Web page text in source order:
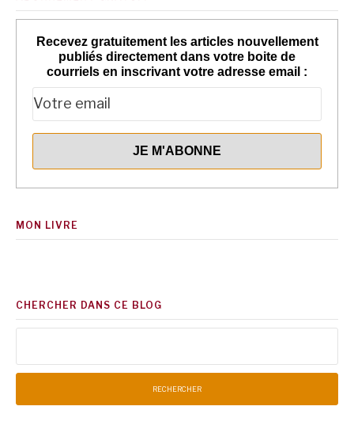
Recevez gratuitement les articles nouvellement
publiés directement dans votre boite de
courriels en inscrivant votre adresse email :
MON LIVRE
CHERCHER DANS CE BLOG